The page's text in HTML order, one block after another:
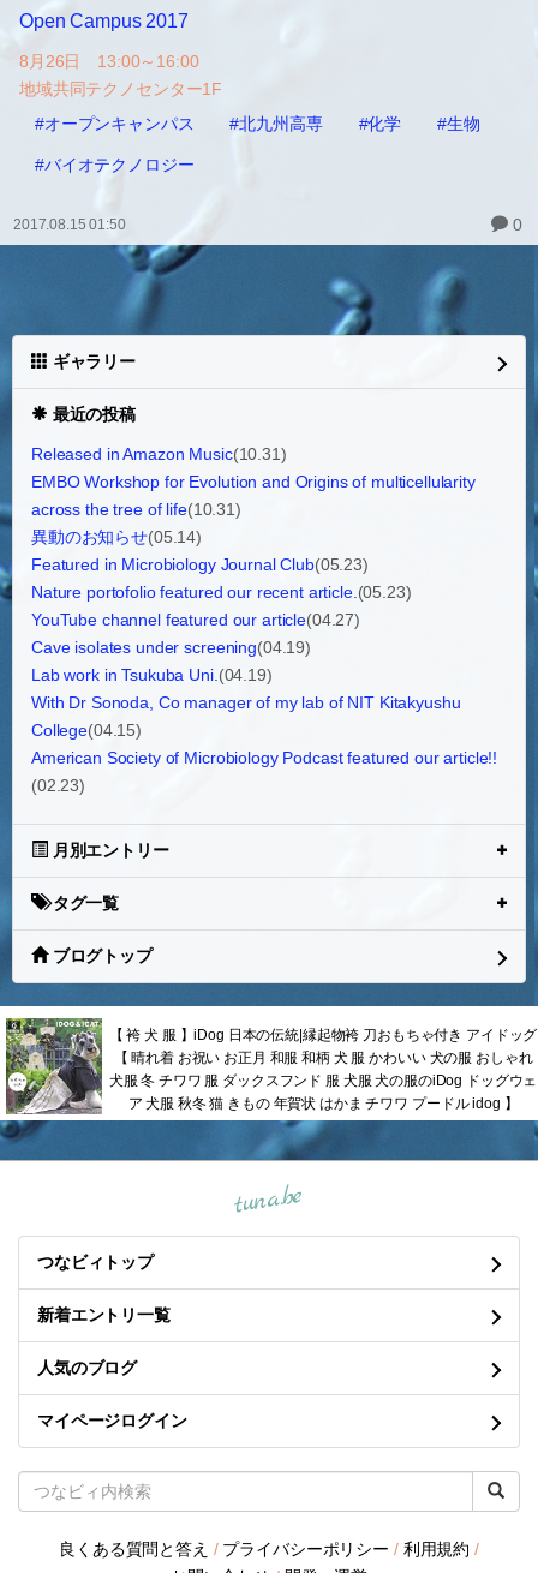
Open Campus 2017
8月26日 13:00～16:00
地域共同テクノセンター1F
#オープンキャンパス
#北九州高専 #化学 #生物
#バイオテクノロジー
2017.08.15 01:50 0
ギャラリー
最近の投稿
Released in Amazon Music(10.31)
EMBO Workshop for Evolution and Origins of multicellularity
across the tree of life(10.31)
異動のお知らせ(05.14)
Featured in Microbiology Journal Club(05.23)
Nature portofolio featured our recent article. (05.23)
YouTube channel featured our article(04.27)
Cave isolates under screening(04.19)
Lab work in Tsukuba Uni. (04.19)
With Dr Sonoda, Co manager of my lab of NIT Kitakyushu
College(04.15)
American Society of Microbiology Podcast featured our article!!
(02.23)
月別エントリー
タグ一覧
ブログトップ
【 袴 犬 服 】iDog 日本の伝統|縁起物袴 刀おもちゃ付き アイドッグ
【 晴れ着 お祝い お正月 和服 和柄 犬 服 かわいい 犬の服 おしゃれ
犬服 冬 チワワ 服 ダックスフンド 服 犬服 犬の服のiDog ドッグウェ
ア 犬服 秋冬 猫 きもの 年賀状 はかま チワワ プードル idog 】
tuna.be
つなビィトップ
新着エントリ一覧
人気のブログ
マイページログイン
良くある質問と答え / プライバシーポリシー / 利用規約 /